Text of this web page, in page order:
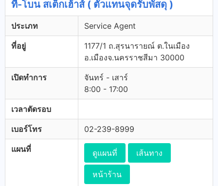
ที-โบน สเต็กเฮ้าส์ ( ตัวแทนจุดรับพัสดุ )
ประเภท Service Agent
ที่อยู่
1177/1 ถ.สุรนารายณ์ ต.ในเมือง
อ.เมืองจ.นครราชสีมา 30000
เปิดทำการ
จันทร์ - เสาร์
8:00 - 17:00
เวลาตัดรอบ
เบอร์โทร 02-239-8999
แผนที่ ดูแผนที่ เส้นทาง
หน้าร้าน